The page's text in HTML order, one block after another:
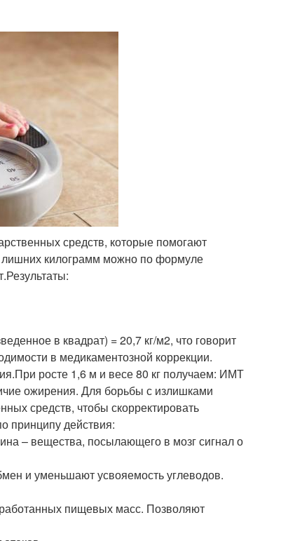
средств, которые помогают
лишних килограмм можно по формуле
в квадрат) = 20,7 кг/м2, что говорит
в медикаментозной коррекции.
росте 1,6 м и весе 80 кг получаем: ИМТ
ожирения. Для борьбы с излишками
средств, чтобы скорректировать
принципу действия:
– вещества, посылающего в мозг сигнал о
и уменьшают усвояемость углеводов.
пищевых масс. Позволяют